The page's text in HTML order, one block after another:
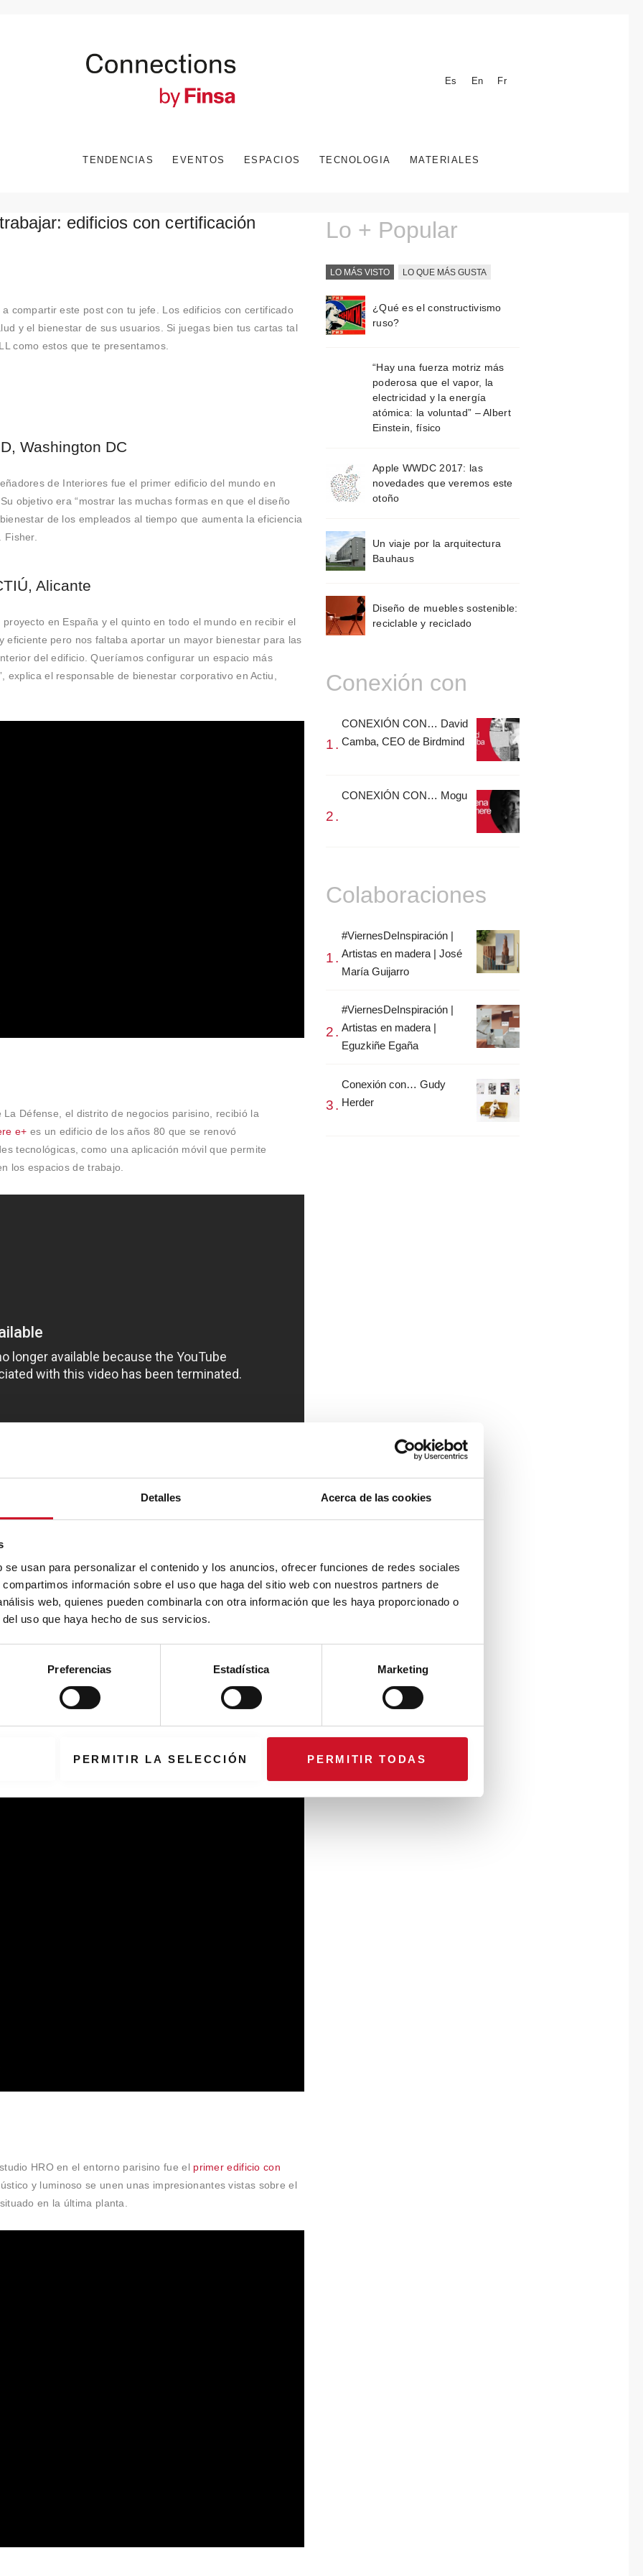
Detalles Acerca de las cookies
usan para personalizar el contenido y los anuncios, ofrecer funciones de redes sociales
información sobre el uso que haga del sitio web con nuestros partners de
web, quienes pueden combinarla con otra información que les haya proporcionado o
uso que haya hecho de sus servicios.
Preferencias Estadística Marketing
PERMITIR LA SELECCIÓN PERMITIR TODAS
Es En Fr
TENDENCIAS EVENTOS ESPACIOS TECNOLOGIA MATERIALES
edificios con certificación
compartir este post con tu jefe. Los edificios con certificado
y el bienestar de sus usuarios. Si juegas bien tus cartas tal
como estos que te presentamos.
Washington DC
de Interiores fue el primer edificio del mundo en
objetivo era “mostrar las muchas formas en que el diseño
de los empleados al tiempo que aumenta la eficiencia
Fisher.
Alicante
en España y el quinto en todo el mundo en recibir el
eficiente pero nos faltaba aportar un mayor bienestar para las
del edificio. Queríamos configurar un espacio más
explica el responsable de bienestar corporativo en Actiu,
Défense, el distrito de negocios parisino, recibió la
e+ es un edificio de los años 80 que se renovó
tecnológicas, como una aplicación móvil que permite
los espacios de trabajo.
la esencia del icónico edificio de Sáenz de Oiza
en referente de sostenibilidad, eficiencia y confort.
WELL el de promover el ejercicio físico entre sus
exclusivos para bicicletas, así como con duchas y
HRO en el entorno parisino fue el primer edificio con
y luminoso se unen unas impresionantes vistas sobre el
en la última planta.
Lo + Popular
LO MÁS VISTO LO QUE MÁS GUSTA
¿Qué es el constructivismo
ruso?
“Hay una fuerza motriz más
poderosa que el vapor, la
electricidad y la energía
atómica: la voluntad” – Albert
Einstein, físico
Apple WWDC 2017: las
novedades que veremos este
otoño
Un viaje por la arquitectura
Bauhaus
Diseño de muebles sostenible:
reciclable y reciclado
Conexión con
CONEXIÓN CON… David
Camba, CEO de Birdmind
CONEXIÓN CON… Mogu
Colaboraciones
#ViernesDeInspiración |
Artistas en madera | José
María Guijarro
#ViernesDeInspiración |
Artistas en madera |
Eguzkiñe Egaña
Conexión con… Gudy
Herder